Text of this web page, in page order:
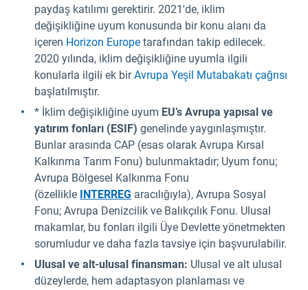
paydaş katılımı gerektirir. 2021'de, iklim
değişikliğine uyum konusunda bir konu alanı da
içeren Horizon Europe tarafından takip edilecek.
2020 yılında, iklim değişikliğine uyumla ilgili
konularla ilgili ek birAvrupa Yeşil Mutabakatı çağrısı
başlatılmıştır.
* İklim değişikliğine uyum EU’s Avrupa yapısal ve
yatırım fonları (ESIF) genelinde yaygınlaşmıştır.
Bunlar arasında CAP (esas olarak Avrupa Kırsal
Kalkınma Tarım Fonu) bulunmaktadır; Uyum fonu;
Avrupa Bölgesel Kalkınma Fonu
(özellikle INTERREG aracılığıyla), Avrupa Sosyal
Fonu; Avrupa Denizcilik ve Balıkçılık Fonu. Ulusal
makamlar, bu fonları ilgili Üye Devlette yönetmekten
sorumludur ve daha fazla tavsiye için başvurulabilir.
Ulusal ve alt-ulusal finansman: Ulusal ve alt ulusal
düzeylerde, hem adaptasyon planlaması ve